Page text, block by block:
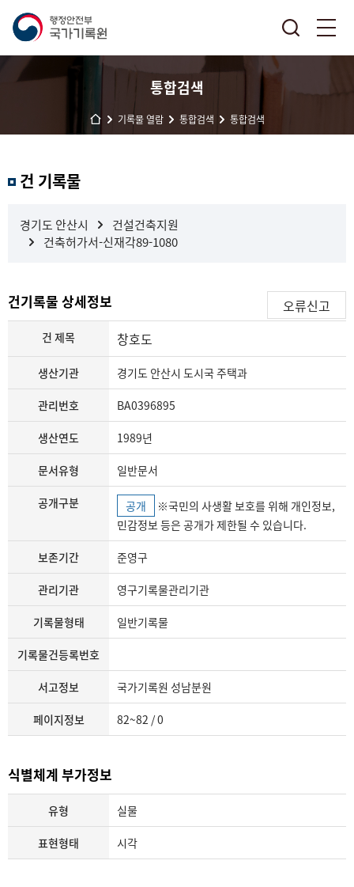
통합검색
기록물 열람 통합검색 통합검색
과 건 기록물
경기도 안산시
건설건축지원
건축허가서-신재각89-1080
건기록물 상세정보 오류신고
건 제목 창호도
생산기관 경기도 안산시 도시국 주택과
관리번호 BA0396895
생산연도 1989년
문서유형 일반문서
공개구분 공개
민감정보 등은 공개가 제한될 수 있습니다.
보존기간 준영구
관리기관 영구기록물관리기관
기록물형태 일반기록물
기록물건등록번호
서고정보 국가기록원 성남분원
페이지정보 82~82 / 0
식별체계 부가정보
유형 실물
표현형태 시각